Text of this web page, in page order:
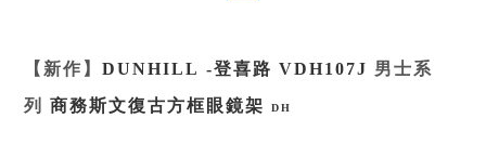
【新作】 DUNHILL -登喜路 VDH107J 男士 系
列 商務斯文復古方框眼鏡架 DH